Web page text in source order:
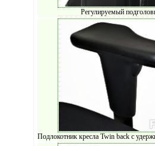
Регулируемый
Подлокотник кресла Twin back с